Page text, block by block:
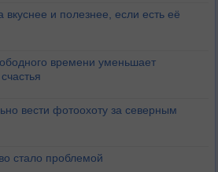
вкуснее и полезнее, если есть её
времени уменьшает
вести фотоохоту за северным
стало проблемой